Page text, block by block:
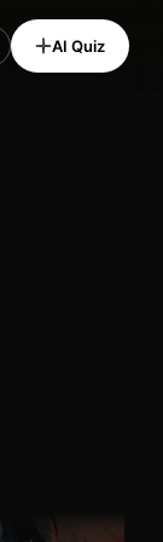
AI Quiz